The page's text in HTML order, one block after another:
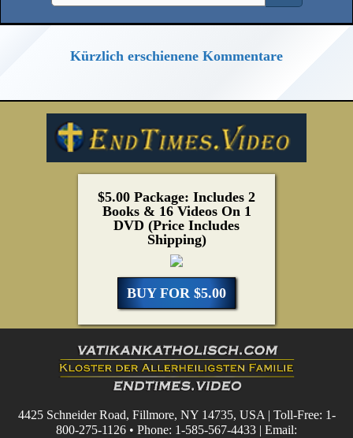
Kürzlich erschienene Kommentare
$5.00 Package: Includes 2
Books & 16 Videos On 1
DVD (Price Includes
Shipping)
BUY FOR $5.00
4425 Schneider Road, Fillmore, NY 14735, USA | Toll-Free: 1-
800-275-1126 • Phone: 1-585-567-4433 | Email: